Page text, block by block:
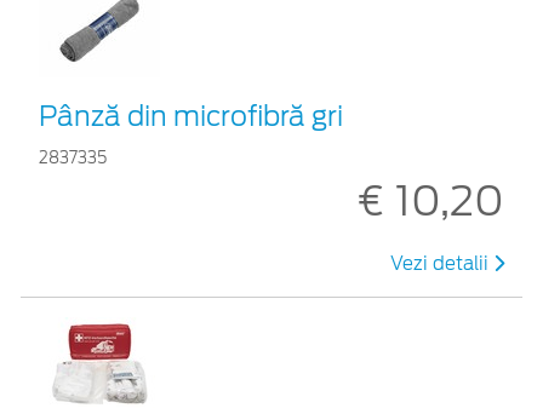
Pânză din microfibră gri
2837335
€ 10,20
Vezi detalii